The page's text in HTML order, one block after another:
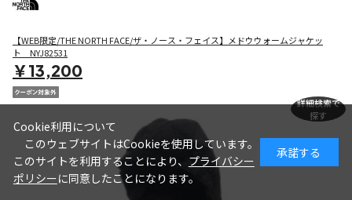
【WEB限定/THE NORTH FACE/ザ・ノース・フェイス】メドウウォームジャケッ
ト NYJ82531
￥13,200
詳細検索で
探す
Cookie利用について
このウェブサイトはCookieを使用しています。
このサイトを利用することにより、 プライバシー
ポリシーに同意したことになります。
承諾する